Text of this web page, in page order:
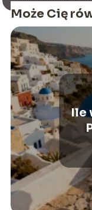
Może Cię
Ile